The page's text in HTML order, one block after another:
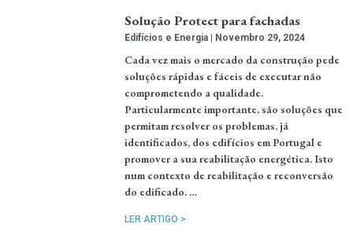
Solução Protect para fachadas
Edifícios e Energia Novembro 29, 2024
Cada vez mais o mercado da construção pede
soluções rápidas e fáceis de executar não
comprometendo a qualidade.
Particularmente importante, são soluções que
permitam resolver os problemas, já
identificados, dos edifícios em Portugal e
promover a sua reabilitação energética. Isto
num contexto de reabilitação e reconversão
do edificado. …
LER ARTIGO >